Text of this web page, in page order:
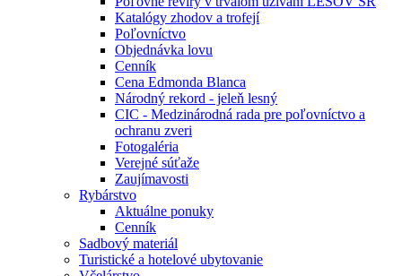
Katalógy zhodov a trofejí
Poľovníctvo
Objednávka lovu
Cenník
Cena Edmonda Blanca
Národný rekord - jeleň lesný
CIC - Medzinárodná rada pre poľovníctvo a
ochranu zveri
Fotogaléria
Verejné súťaže
Zaujímavosti
Rybárstvo
Aktuálne ponuky
Cenník
Sadbový materiál
Turistické a hotelové ubytovanie